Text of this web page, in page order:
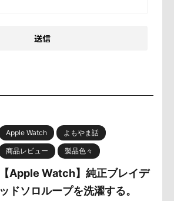
Apple Watch よもやま話
商品レビュー 製品色々
【Apple Watch】純正ブレイデ
ッドソロループを洗濯する。